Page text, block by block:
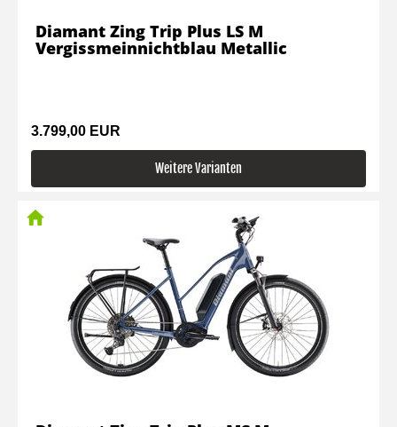
3.799,00 EUR
Weitere Varianten
Diamant Zing Trip Plus LS M
Vergissmeinnichtblau Metallic